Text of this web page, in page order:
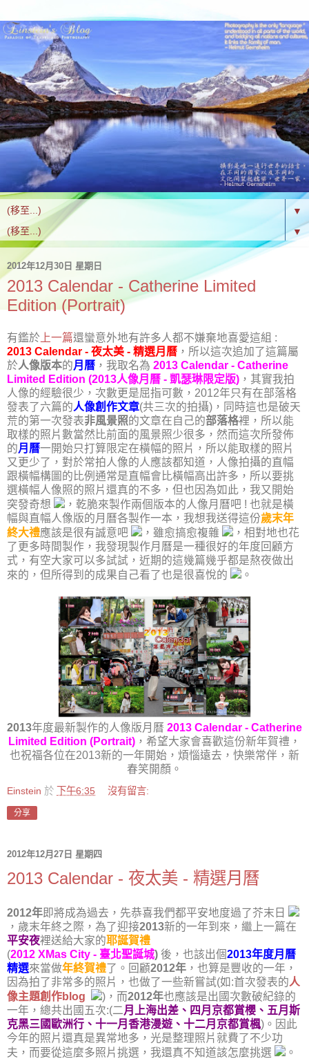
▼
▼
2012年12月30日 星期日
2013 Calendar - Catherine Limited
Edition (Portrait)
有鑑於 上一篇還蠻意外地有許多人都不嫌棄地喜愛這組 :
2013 Calendar - 夜太美 - 精選月曆 ，所以這次追加了這篇屬
於人像版本的月曆 ，我取名為 2013 Calendar - Catherine
Limited Edition (2013人像月曆 - 凱瑟琳限定版) ，其實我拍
人像的經驗很少，次數更是屈指可數，2012年只有在部落格
發表了六篇的人像創作文章(共三次的拍攝)，同時這也是破天
荒的第一次發表非風景照的文章在自己的部落格裡，所以能
取樣的照片數當然比前面的風景照少很多，然而這次所發佈
的月曆一開始只打算限定在橫幅的照片，所以能取樣的照片
又更少了，對於常拍人像的人應該都知道，人像拍攝的直幅
跟橫幅構圖的比例通常是直幅會比橫幅高出許多，所以要挑
選橫幅人像照的照片還真的不多，但也因為如此，我又開始
突發奇想
，乾脆來製作兩個版本的人像月曆吧 ! 也就是橫
幅與直幅人像版的月曆各製作一本，我想我送得這份歲末年
終大禮應該是很有誠意吧 ，雖愈搞愈複雜
，相對地也花
了更多時間製作，我發現製作月曆是一種很好的年度回顧方
式，有空大家可以多試試，近期的這幾篇幾乎都是熬夜做出
來的，但所得到的成果自己看了也是很喜悅的
。
2013年度最新製作的人像版月曆 2013 Calendar - Catherine
Limited Edition (Portrait) ，希望大家會喜歡這份新年賀禮，
也祝福各位在2013新的一年開始，煩惱遠去，快樂常伴，新
春笑開顏。
Einstein 於 下午6:35 沒有留言:
分享
2012年12月27日 星期四
2013 Calendar - 夜太美 - 精選月曆
2012年即將成為過去，先恭喜我們都平安地度過了芥末日
，歲末年終之際，為了迎接2013新的一年到來，繼上一篇在
平安夜裡送給大家的耶誕賀禮
(2012 XMas City - 臺北聖誕城) 後，也該出個2013年度月曆
精選來當做年終賀禮了。回顧2012年 ，也算是豐收的一年，
因為拍了非常多的照片，也做了一些新嘗試(如:首次發表的人
像主題創作blog
)，而2012年也應該是出國次數破紀錄的
一年，總共出國五次:(二月上海出差、四月京都賞櫻、五月斯
克黑三國歐洲行、十一月香港漫遊、十二月京都賞楓)。因此
今年的照片還真是異常地多，光是整理照片就費了不少功
夫，而要從這麼多照片挑選，我還真不知道該怎麼挑選
。